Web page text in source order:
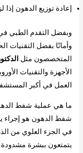
إعادة توزيع الدهون إذا
وبفضل التقدم الطبي
وأمانًا بفضل التقنيات
المتخصصون مثل
العمل في أكبر
ما هي عملية شفط
شفط الدهون هو إجراء
في الجزء العلوي من
يتمتعون ببشرة مشدودة